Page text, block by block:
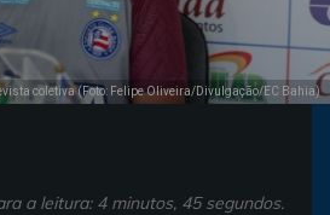
coletiva (Foto: Felipe Oliveira/Divulgação/EC Bahia)
a leitura: 4 minutos, 45 segundos.